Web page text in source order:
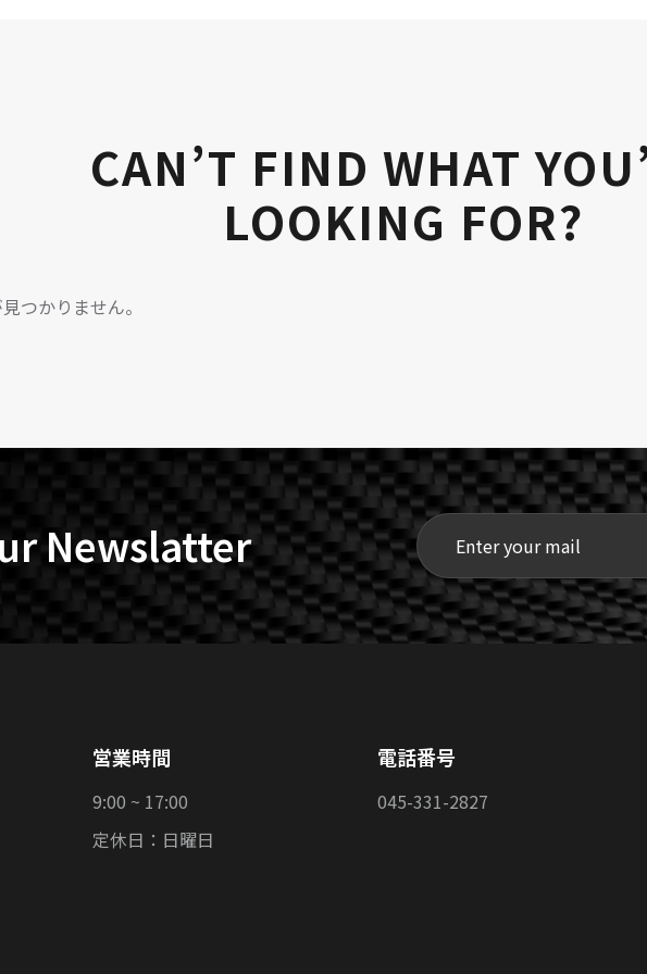
CAN’T FIND WHAT
LOOKING FOR?
つかりません。
Newslatter
営業時間
9:00 ~ 17:00
定休日：日曜日
電話番号
045-331-2827